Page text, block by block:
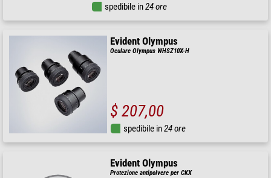
spedibile in24 ore
Evident Olympus
Oculare Olympus WHSZ10X-H
$ 207,00
spedibile in24 ore
Evident Olympus
Protezione antipolvere per CKX